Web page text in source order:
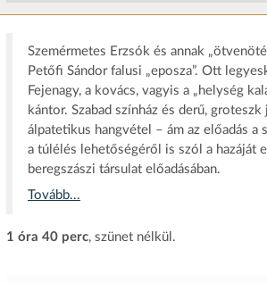
Szemérmetes Erzsók és annak
Petőfi Sándor falusi „eposza”. Ott
Fejenagy, a kovács, vagyis a „helység
kántor. Szabad színház és derű,
álpatetikus hangvétel – ám az előadás a
a túlélés lehetőségéről is szól a hazáját
beregszászi társulat előadásában.
Tovább...
1 óra 40 perc, szünet nélkül.